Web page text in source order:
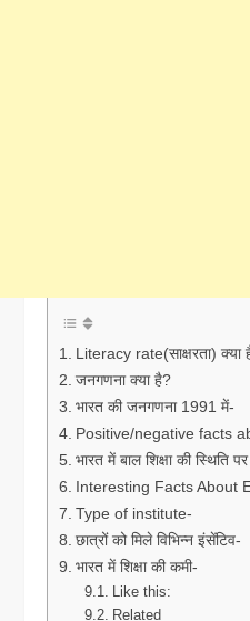
Literacy rate(साक्षरता) क्या
जनगणना क्या है?
भारत की जनगणना 1991 में-
Positive/negative facts
भारत में बाल शिक्षा की स्थिति
Interesting Facts About
Type of institute-
छात्रों को मिले विभिन्न इंसेंटिव-
भारत में शिक्षा की कमी-
Like this:
Related